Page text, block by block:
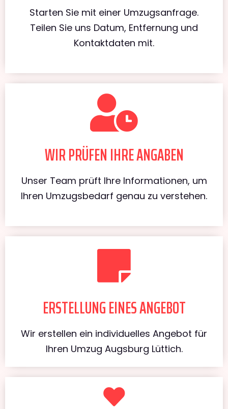
Starten Sie mit einer Umzugsanfrage.
Teilen Sie uns Datum, Entfernung und
Kontaktdaten mit.
WIR PRÜFEN IHRE ANGABEN
Unser Team prüft Ihre Informationen, um
Ihren Umzugsbedarf genau zu verstehen.
ERSTELLUNG EINES ANGEBOT
Wir erstellen ein individuelles Angebot für
Ihren Umzug Augsburg Lüttich.